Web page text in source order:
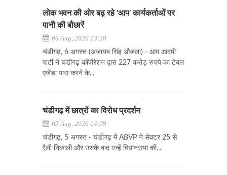
लोक भवन की ओर बढ़ रहे 'आप' कार्यकर्ताओं पर
पानी की बौछारें
06 Aug, 2026 13:28
चंडीगढ़, 6 अगस्त (अजायब सिंह औजला) - आम आदमी
पार्टी ने चंडीगढ़ कॉर्पोरेशन द्वारा 227 करोड़ रुपये का टेबल
एजेंडा पास करने के...
चंडीगढ़ में छात्रों का विरोध प्रदर्शन
05 Aug, 2026 14:09
चंडीगढ़, 5 अगस्त - चंडीगढ़ में ABVP ने सेक्टर 25 से
रैली निकाली और उसके बाद उन्हें विधानसभा की...